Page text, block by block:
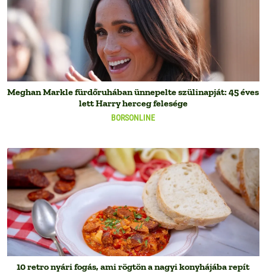
BORSONLINE
Meghan Markle fürdőruhában ünnepelte szülinapját: 45 éves
lett Harry herceg felesége
10 retro nyári fogás, ami rögtön a nagyi konyhájába repít